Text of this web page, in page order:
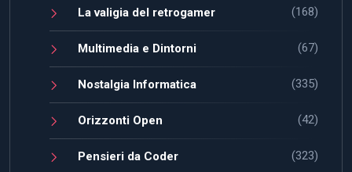
La valigia del retrogamer (168)
Multimedia e Dintorni (67)
Nostalgia Informatica (335)
Orizzonti Open (42)
Pensieri da Coder (323)